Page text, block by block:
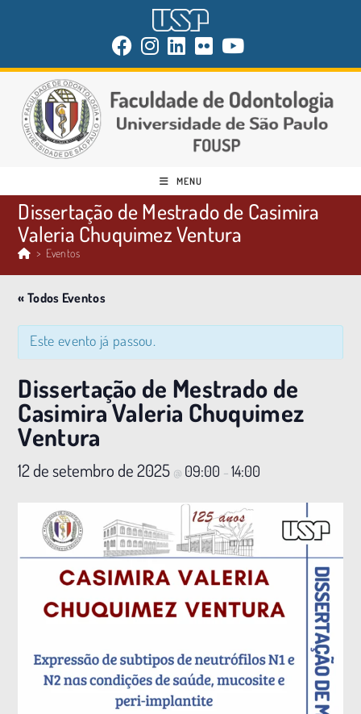
MENU
Dissertação de Mestrado de Casimira
Valeria Chuquimez Ventura
> Eventos
« Todos Eventos
Este evento já passou.
Dissertação de Mestrado de
Casimira Valeria Chuquimez
Ventura
12 de setembro de 2025 @ 09:00 –14:00